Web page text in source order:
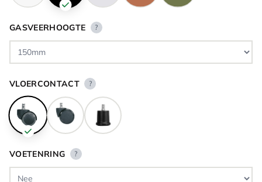
GASVEERHOOGTE ?
VLOERCONTACT ?
VOETENRING ?